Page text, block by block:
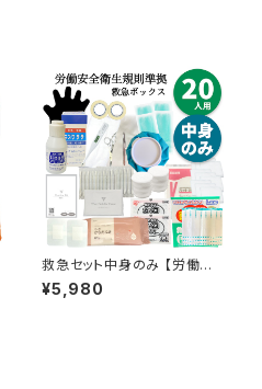
救急セット中身のみ 【労働安
全衛生規則対応】20人程度
入れ替え 応急処置 ファースト
¥5,980